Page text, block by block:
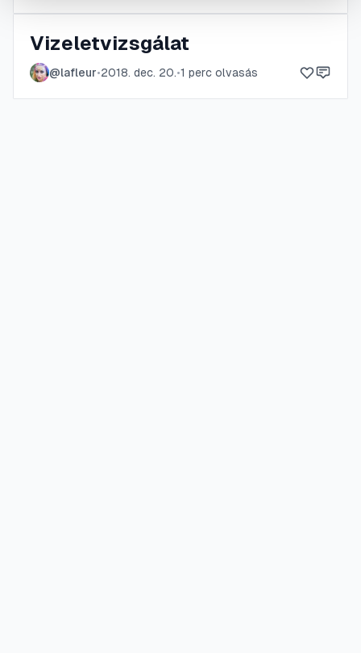
Vizeletvizsgálat
@lafleur•2018. dec. 20.•1 perc olvasás